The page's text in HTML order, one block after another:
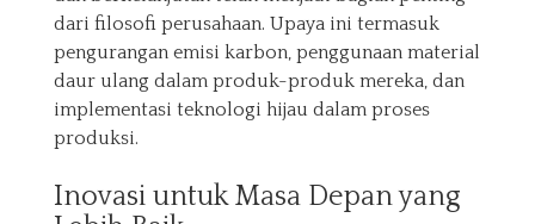
dari filosofi perusahaan. Upaya ini termasuk
pengurangan emisi karbon, penggunaan material
daur ulang dalam produk-produk mereka, dan
implementasi teknologi hijau dalam proses
produksi.
Inovasi untuk Masa Depan yang